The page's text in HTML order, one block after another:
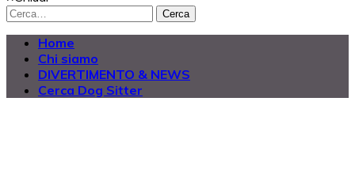
Cerca
Home
Chi siamo
DIVERTIMENTO & NEWS
Cerca Dog Sitter